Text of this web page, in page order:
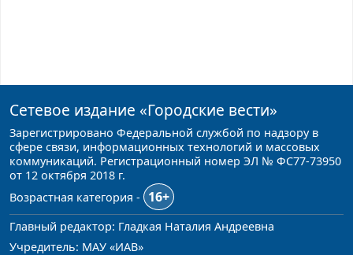
Сетевое издание «Городские вести»
Зарегистрировано Федеральной службой по надзору в
сфере связи, информационных технологий и массовых
коммуникаций. Регистрационный номер ЭЛ № ФС77-73950
от 12 октября 2018 г.
Возрастная категория -
16+
Главный редактор: Гладкая Наталия Андреевна
Учредитель: МАУ «ИАВ»